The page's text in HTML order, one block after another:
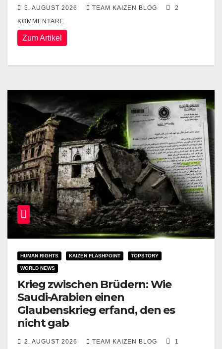
5. AUGUST 2026 TEAM KAIZEN BLOG
2
KOMMENTARE
Zum Artikel
HUMAN RIGHTS KAIZEN FLASHPOINT TOPSTORY
WORLD NEWS
Krieg zwischen Brüdern: Wie
Saudi-Arabien einen
Glaubenskrieg erfand, den es
nicht gab
2. AUGUST 2026 TEAM KAIZEN BLOG
1